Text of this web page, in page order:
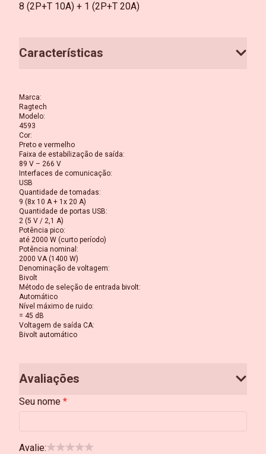
8 (2P+T 10A) + 1 (2P+T 20A)
Características
Marca:
Ragtech
Modelo:
4593
Cor:
Preto e vermelho
Faixa de estabilização de saída:
89 V – 266 V
Interfaces de comunicação:
USB
Quantidade de tomadas:
9 (8x 10 A + 1x 20 A)
Quantidade de portas USB:
2 (5 V / 2,1 A)
Potência pico:
até 2000 W (curto período)
Potência nominal :
2000 VA (1400 W)
Denominação de voltagem:
Bivolt
Método de seleção de entrada bivolt:
Automático
Nível máximo de ruido:
= 45 dB
Voltagem de saída CA:
Bivolt automático
Avaliações
Seu nome
Avalie: